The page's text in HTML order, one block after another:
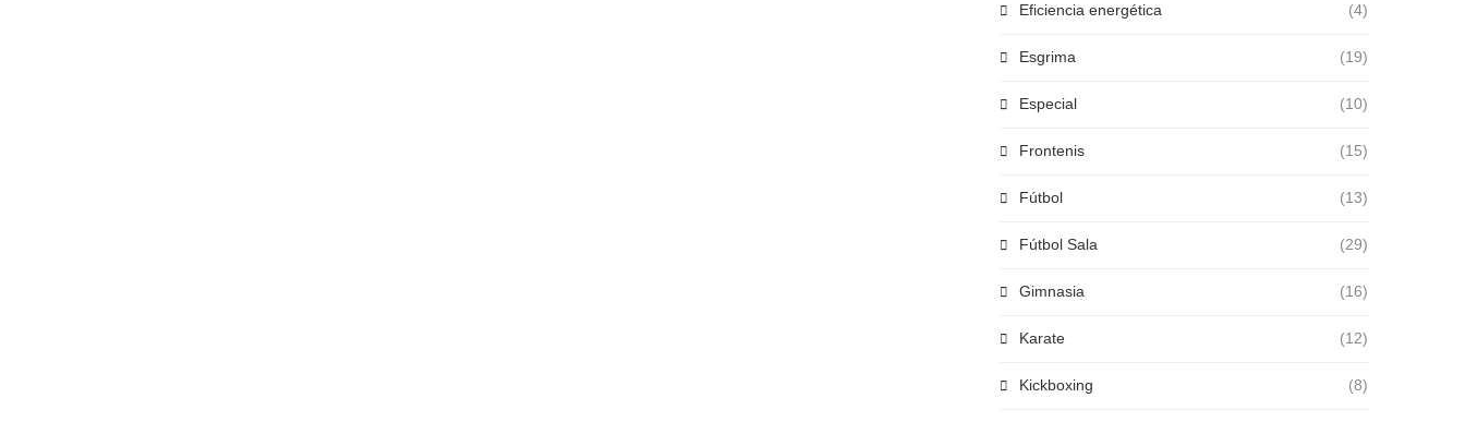
Eficiencia energética (4)
Esgrima (19)
Especial (10)
Frontenis (15)
Fútbol (13)
Fútbol Sala (29)
Gimnasia (16)
Karate (12)
Kickboxing (8)